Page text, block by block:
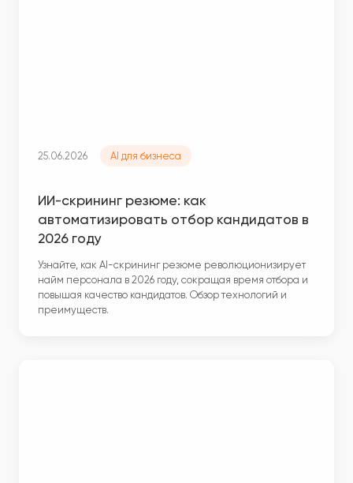
25.06.2026 AI для бизнеса
ИИ-скрининг резюме: как
автоматизировать отбор кандидатов в
2026 году
Узнайте, как AI-скрининг резюме революционизирует
найм персонала в 2026 году, сокращая время отбора и
повышая качество кандидатов. Обзор технологий и
преимуществ.